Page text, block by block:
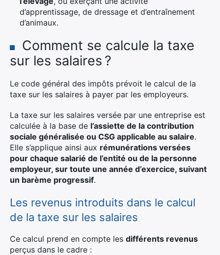
d’apprentissage, de dressage et d’entraînement
d’animaux.
Comment se calcule la taxe
sur les salaires ?
Le code général des impôts prévoit le calcul de la
taxe sur les salaires à payer par les employeurs.
La taxe sur les salaires versée par une entreprise est
calculée à la base de l’assiette de la contribution
sociale généralisée ou CSG applicable au salaire.
Elle s’applique ainsi aux rémunérations versées
pour chaque salarié de l’entité ou de la personne
employeur, sur toute une année d’exercice, suivant
un barème progressif.
Les revenus introduits dans le calcul
de la taxe sur les salaires
Ce calcul prend en compte les différents revenus
perçus dans le cadre :